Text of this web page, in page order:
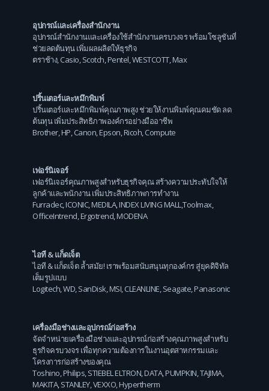
อุปกรณ์และเครื่องสำนักงาน
อุปกรณ์สำนักงานและเครื่องใช้สำนักงานครบวงจร พร้อมโซลูชันที่
ช่วยลดต้นทุน เพิ่มผลผลิตให้ธุรกิจ
ตราช้าง,Casio,Scotch,Pentel,WESTCOTT,Max
ปริ้นเตอร์และหมึกพิมพ์
ปริ้นเตอร์และหมึกพิมพ์คุณภาพสูง ช่วยให้งานพิมพ์คุณคมชัด ลด
ต้นทุน เพิ่มประสิทธิภาพองค์กรอย่างมืออาชีพ
Brother, HP Canon Epson Ricoh Compute
เฟอร์นิเจอร์
เฟอร์นิเจอร์คุณภาพสูงสำหรับธุรกิจคุณ สร้างความประทับใจให้
ลูกค้าและพนักงาน เพิ่มประสิทธิภาพการทำงาน
Furradec,ICONIC,MEDILA,INDEX LIVING MALL,Toolmax,
OfficeIntrend,Ergotrend,MODENA
ไอที & แก็ดเจ็ต
ไอที & แก็ดเจ็ต ล้ำสมัย! เราพร้อมสนับสนุนทุกองค์กร สู่ยุคดิจิทัล
เต็มรูปแบบ
Logitech,WD,SanDisk,MSI,CLEANLINE,Seagate,Panasonic
เครื่องมือช่างและอุปกรณ์ก่อสร้าง
จัดจำหน่ายเครื่องมือช่างและอุปกรณ์ก่อสร้างคุณภาพสูงสำหรับ
ธุรกิจครบวงจร เพื่อทุกความต้องการในงานอุตสาหกรรมและ
โครงการก่อสร้างของคุณ
Toshino,Philips,STIEBEL ELTRON,DATA,PUMPKIN,TAJIMA,
MAKITA,STANLEY,VEXXO,Hypertherm